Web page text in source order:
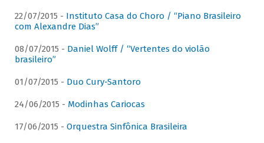
22/07/2015 - Instituto Casa do Choro / “Piano Brasileiro
com Alexandre Dias”
08/07/2015 - Daniel Wolff / “Vertentes do violão
brasileiro”
01/07/2015 - Duo Cury-Santoro
24/06/2015 - Modinhas Cariocas
17/06/2015 - Orquestra Sinfônica Brasileira